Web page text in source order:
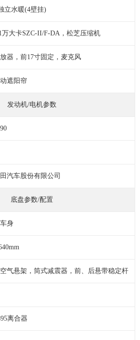
立水暖(4壁挂)
万大卡SZC-II/F-DA，松芝压缩机
器，前17寸固定，麦克风
遮阳帘
发动机/电机参数
汽车股份有限公司
底盘参数/配置
身
气悬架，筒式减震器，前、后悬带稳定杆
离合器